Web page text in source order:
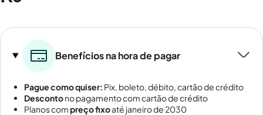
Benefícios na hora de pagar
Pague como quiser: Pix, boleto, débito, cartão de crédito
Descontono pagamento com cartão de crédito
Planos compreço fixoaté janeiro de 2030